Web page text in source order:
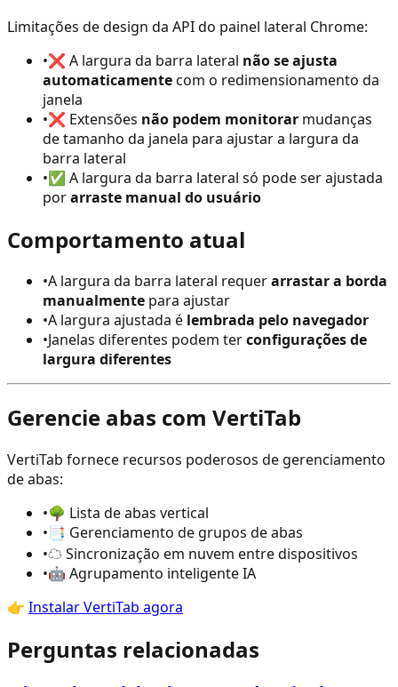
Limitações de design da API do painel lateral Chrome:
•❌ A largura da barra lateral não se ajusta
automaticamentecom o redimensionamento da
janela
•❌ Extensões não podem monitorar mudanças
de tamanho da janela para ajustar a largura da
barra lateral
•✅ A largura da barra lateral só pode ser ajustada
porarraste manual do usuário
Comportamento atual
•A largura da barra lateral requerarrastar a borda
manualmente para ajustar
•A largura ajustada é lembrada pelo navegador
•Janelas diferentes podem terconfigurações de
largura diferentes
Gerencie abas com VertiTab
VertiTab fornece recursos poderosos de gerenciamento
de abas:
•🌳 Lista de abas vertical
• 📑 Gerenciamento de grupos de abas
•☁️ Sincronização em nuvem entre dispositivos
•🤖 Agrupamento inteligente IA
👉 Instalar VertiTab agora
Perguntas relacionadas